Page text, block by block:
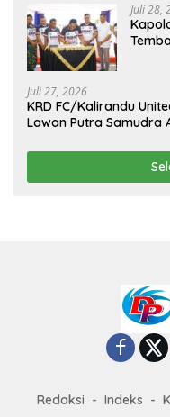
Juli 28,
Juli 27, 2026
KRD FC/Kalirandu
Lawan Putra Samudra
Redaksi Indeks